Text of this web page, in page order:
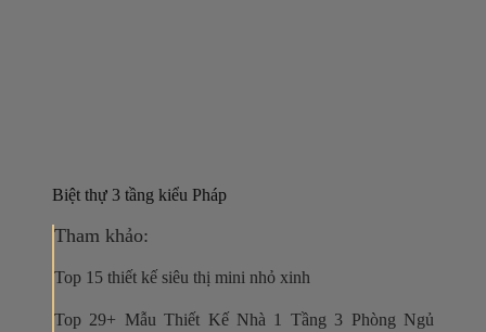
Biệt thự 3 tầng kiểu Pháp
Tham khảo:
Top 15 thiết kế siêu thị mini nhỏ xinh
Top 29+ Mẫu Thiết Kế Nhà 1 Tầng 3 Phòng Ngủ